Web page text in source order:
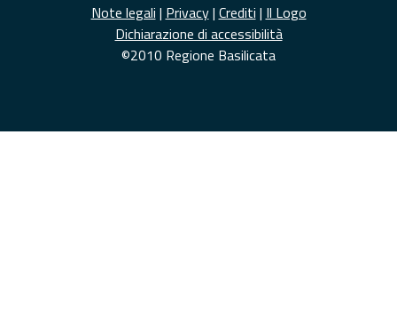
Note legali | Privacy| Crediti | Il Logo
Dichiarazione di accessibilità
©2010 Regione Basilicata